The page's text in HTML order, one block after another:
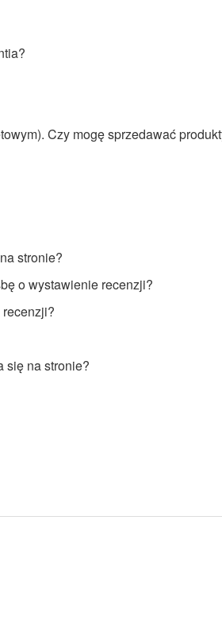
Czy mogę sprzedawać
stronie?
o wystawienie recenzji?
się na stronie?